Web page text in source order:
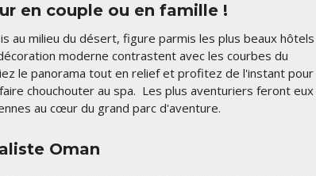
en couple ou en famille !
au milieu du désert, figure parmis les plus beaux hôtels
moderne contrastent avec les courbes du
le panorama tout en relief et profitez de l'instant pour
chouchouter au spa. Les plus aventuriers feront eux
au cœur du grand parc d'aventure.
Oman